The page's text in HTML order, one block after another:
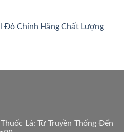
Đỏ Chính Hãng Chất Lượng
Lá: Từ Truyền Thống Đến